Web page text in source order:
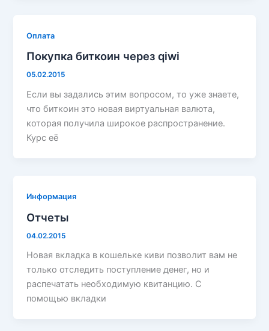
Оплата
Покупка биткоин через qiwi
05.02.2015
Если вы задались этим вопросом, то уже знаете,
что биткоин это новая виртуальная валюта,
которая получила широкое распространение.
Курс её
Информация
Отчеты
04.02.2015
Новая вкладка в кошельке киви позволит вам не
только отследить поступление денег, но и
распечатать необходимую квитанцию. С
помощью вкладки